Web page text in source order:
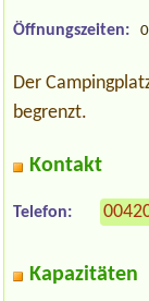
Öffnungszeiten:
Der
begrenzt.
Kontakt
Telefon:
Kapazitäten